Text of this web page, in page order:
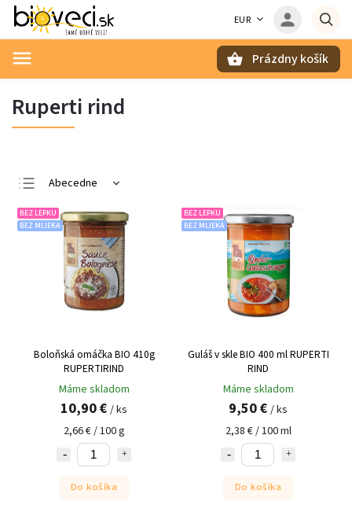
EUR
Prázdny košík
Ruperti rind
Abecedne
Najlacnejšie
Najdrahšie
Najpredávanejšie
BEZ LEPKU
BEZ MLIEKA
Boloňská omáčka BIO 410g
RUPERTIRIND
Máme skladom
10,90 € / ks
2,66 € / 100 g
Do košíka
BEZ LEPKU
BEZ MLIEKA
Guláš v skle BIO 400 ml RUPERTI
RIND
Máme skladom
9,50 € / ks
2,38 € / 100 ml
Do košíka